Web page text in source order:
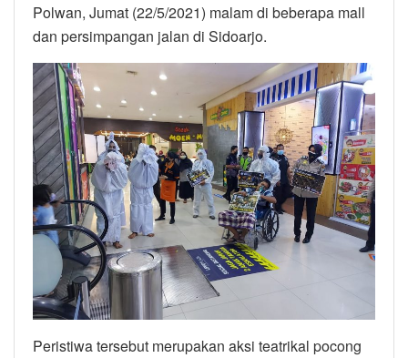
Polwan, Jumat (22/5/2021) malam di beberapa mall
dan persimpangan jalan di Sidoarjo.
Peristiwa tersebut merupakan aksi teatrikal pocong